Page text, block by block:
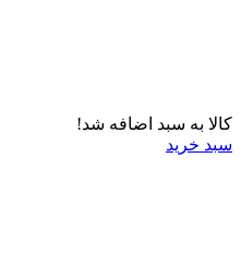
کالا به سبد اضافه شد!
سبد خرید